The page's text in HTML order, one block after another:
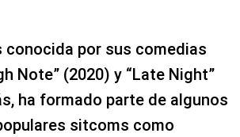
conocida por sus comedias
Note” (2020) y “Late Night”
ha formado parte de algunos
sitcoms como